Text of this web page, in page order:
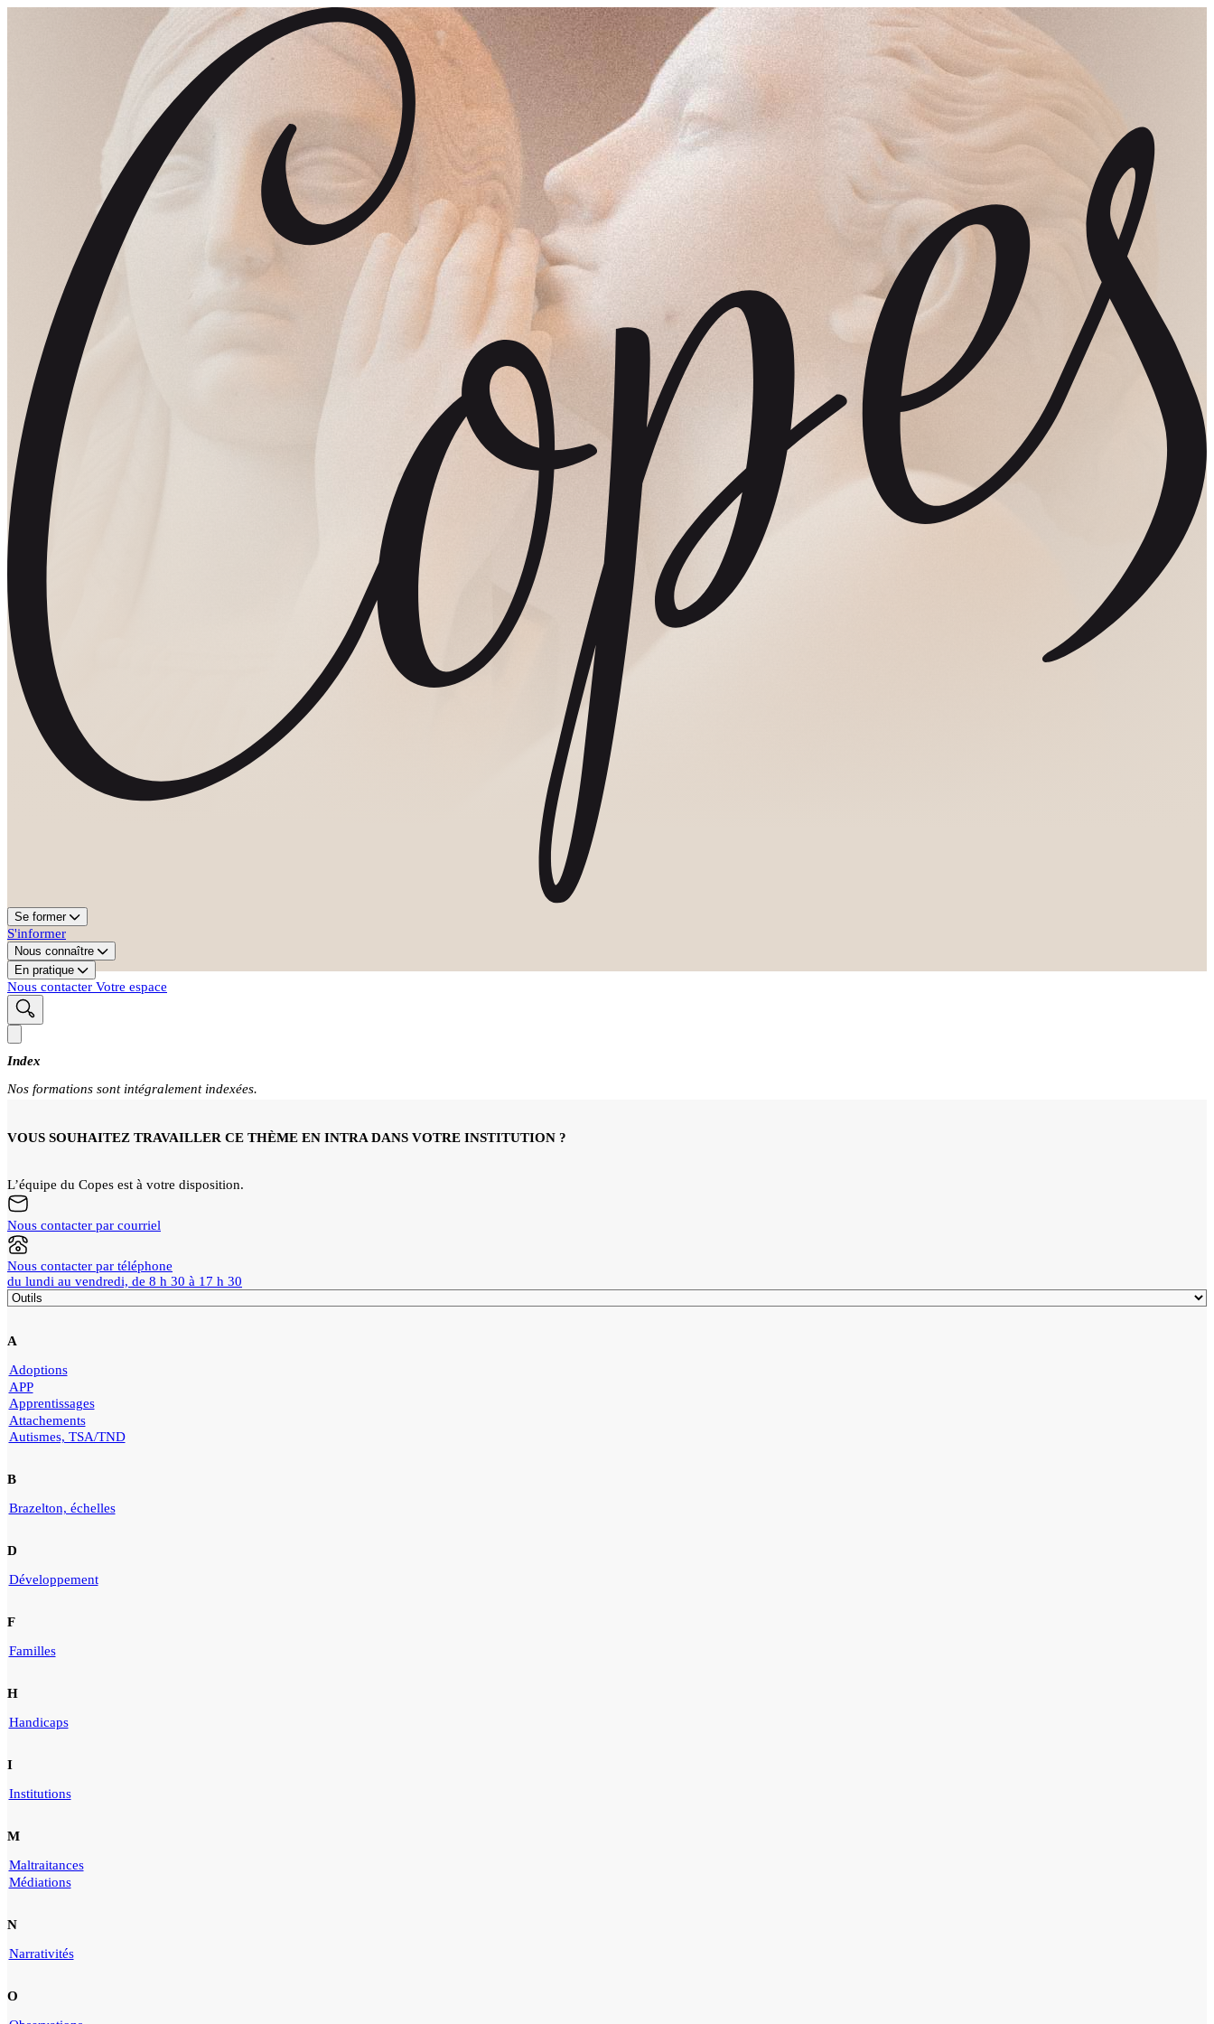
Se former
S'informer
Nous connaître
En pratique
Nous contacter Votre espace
Index
Nos formations sont intégralement indexées.
VOUS SOUHAITEZ TRAVAILLER CE THÈME EN INTRA DANS VOTRE INSTITUTION ?
L’équipe du Copes est à votre disposition.
Nous contacter par courriel
Nous contacter par téléphone
du lundi au vendredi, de 8 h 30 à 17 h 30
A
Adoptions
APP
Apprentissages
Attachements
Autismes, TSA/TND
B
Brazelton, échelles
D
Développement
F
Familles
H
Handicaps
I
Institutions
M
Maltraitances
Médiations
N
Narrativités
O